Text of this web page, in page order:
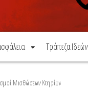
Τράπεζα Ιδεών
Μισθώσεων Κτηρίων